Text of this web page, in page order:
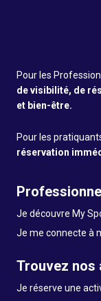
Pour les
de visibilité, de
et bien-être.
Pour les
réservation
Je découvre My
Je me connecte à
Trouvez nos
Je réserve une